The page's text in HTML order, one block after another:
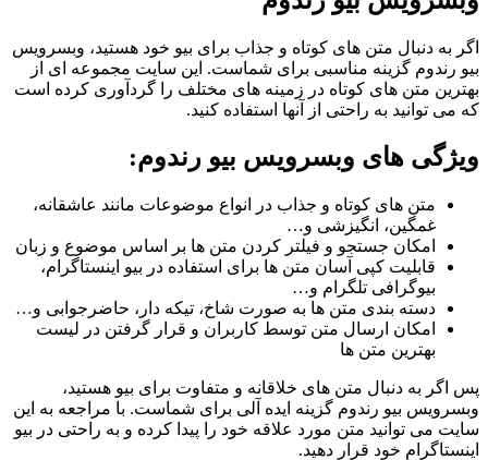
اگر به دنبال متن های کوتاه و جذاب برای بیو خود هستید، وبسرویس
بیو رندوم گزینه مناسبی برای شماست. این سایت مجموعه ای از
بهترین متن های کوتاه در زمینه های مختلف را گردآوری کرده است
که می توانید به راحتی از آنها استفاده کنید.
ویژگی های وبسرویس بیو رندوم:
متن های کوتاه و جذاب در انواع موضوعات مانند عاشقانه،
غمگین، انگیزشی و…
امکان جستجو و فیلتر کردن متن ها بر اساس موضوع و زبان
قابلیت کپی آسان متن ها برای استفاده در بیو اینستاگرام،
بیوگرافی تلگرام و…
دسته بندی متن ها به صورت شاخ، تیکه دار، حاضرجوابی و…
امکان ارسال متن توسط کاربران و قرار گرفتن در لیست
بهترین متن ها
پس اگر به دنبال متن های خلاقانه و متفاوت برای بیو هستید،
وبسرویس بیو رندوم گزینه ایده آلی برای شماست. با مراجعه به این
سایت می توانید متن مورد علاقه خود را پیدا کرده و به راحتی در بیو
اینستاگرام خود قرار دهید.